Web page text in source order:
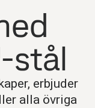
stål
erbjuder
alla övriga